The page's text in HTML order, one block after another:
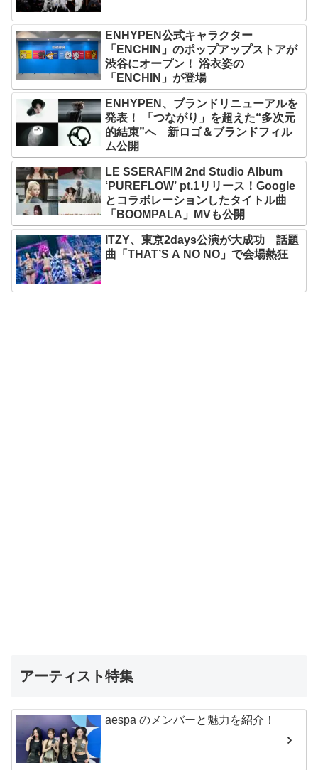
ENHYPEN公式キャラクター
「ENCHIN」のポップアップストアが
渋谷にオープン！ 浴衣姿の
「ENCHIN」が登場
ENHYPEN、ブランドリニューアルを
発表！ 「つながり」を超えた“多次元
的結束”へ 新ロゴ＆ブランドフィル
ム公開
LE SSERAFIM 2nd Studio Album
‘PUREFLOW’ pt.1リリース！Google
とコラボレーションしたタイトル曲
「BOOMPALA」MVも公開
ITZY、東京2days公演が大成功 話題
曲「THAT’S A NO NO」で会場熱狂
アーティスト特集
aespa のメンバーと魅力を紹介！